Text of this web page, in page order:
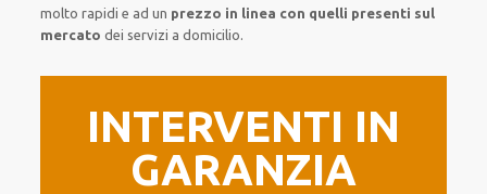
molto rapidi e ad un prezzo in linea con quelli presenti sul
mercato dei servizi a domicilio.
INTERVENTI IN
GARANZIA